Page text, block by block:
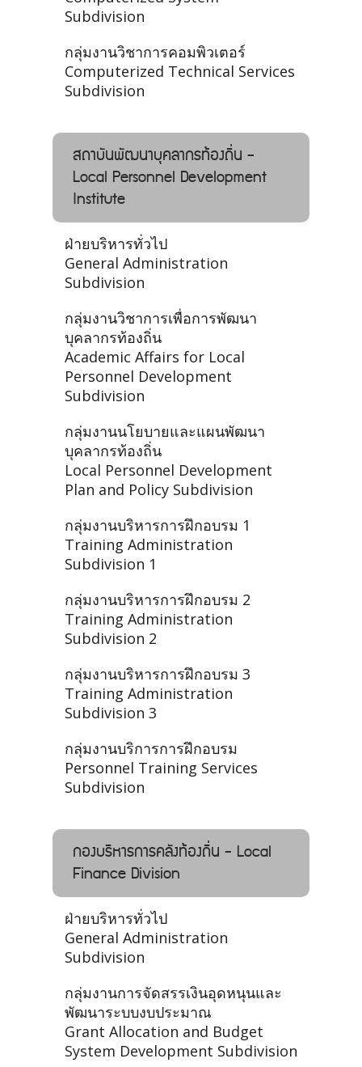
Subdivision
กลุ่มงานวิชาการคอมพิวเตอร์
Computerized Technical Services
Subdivision
สถาบันพัฒนาบุคลากรท้องถิ่น -
Local Personnel Development
Institute
ฝ่ายบริหารทั่วไป
General Administration
Subdivision
กลุ่มงานวิชาการเพื่อการพัฒนา
บุคลากรท้องถิ่น
Academic Affairs for Local
Personnel Development
Subdivision
กลุ่มงานนโยบายและแผนพัฒนา
บุคลากรท้องถิ่น
Local Personnel Development
Plan and Policy Subdivision
กลุ่มงานบริหารการฝึกอบรม 1
Training Administration
Subdivision 1
กลุ่มงานบริหารการฝึกอบรม 2
Training Administration
Subdivision 2
กลุ่มงานบริหารการฝึกอบรม 3
Training Administration
Subdivision 3
กลุ่มงานบริการการฝึกอบรม
Personnel Training Services
Subdivision
กองบริหารการคลังท้องถิ่น - Local
Finance Division
ฝ่ายบริหารทั่วไป
General Administration
Subdivision
กลุ่มงานการจัดสรรเงินอุดหนุนและ
พัฒนาระบบงบประมาณ
Grant Allocation and Budget
System Development Subdivision